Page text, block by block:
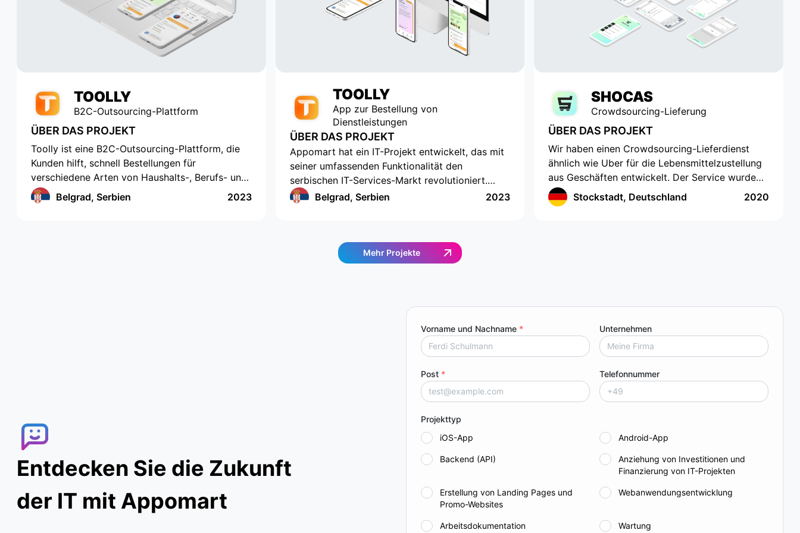
service has grown and become
popular with tens of thousands of
active users. Appomart continues
to be an indispensable technical
partner, responding to our
TOOLLY
B2C-Outsourcing-Plattform
ÜBER DAS PROJEKT
Toolly ist eine B2C-Outsourcing-Plattform, die
Kunden hilft, schnell Bestellungen für
verschiedene Arten von Haushalts-, Berufs- und
Bildungsdienstleistungen aufzugeben, und
Unternehmen und Fachleute erhalten
Belgrad, Serbien 2023
TOOLLY
App zur Bestellung von
Dienstleistungen
ÜBER DAS PROJEKT
Appomart hat ein IT-Projekt entwickelt, das mit
seiner umfassenden Funktionalität den
serbischen IT-Services-Markt revolutioniert.
Dazu gehören die Möglichkeit, eigene
Zahlungssystemen, ein übersichtliches Design,
eine verständliche Benutzeroberfläche, ein
gegenseitiger Abrechnungen und eingebaute
Analytik. Dieses Projekt wird sicherlich den
Belgrad, Serbien 2023
SHOCAS
Crowdsourcing-Lieferung
ÜBER DAS PROJEKT
Wir haben einen Crowdsourcing-Lieferdienst
ähnlich wie Uber für die Lebensmittelzustellung
aus Geschäften entwickelt. Der Service wurde
für diejenigen entwickelt, die keine Zeit oder
Möglichkeit haben, selbst Lebensmittel
Kunden können die gewünschten Artikel
Bestellung beauftragt. Kunden können den
Lieferanten in Echtzeit verfolgen, sodass sie ihre
Stockstadt, Deutschland 2020
Mehr Projekte
Entdecken Sie die Zukunft
der IT mit Appomart
Vorname und Nachname * Unternehmen
Post * Telefonnummer
Projekttyp
iOS-App
Android-App
Backend (API)
Anziehung von Investitionen und
Finanzierung von IT-Projekten
Erstellung von Landing Pages und
Promo-Websites
Webanwendungsentwicklung
Arbeitsdokumentation Wartung